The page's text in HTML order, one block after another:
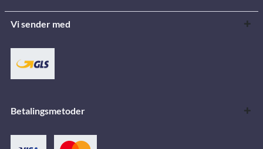
Vi sender med
Betalingsmetoder